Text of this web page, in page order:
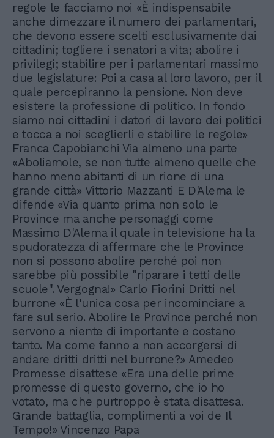
regole le facciamo noi «È indispensabile
anche dimezzare il numero dei parlamentari,
che devono essere scelti esclusivamente dai
cittadini; togliere i senatori a vita; abolire i
privilegi; stabilire per i parlamentari massimo
due legislature: Poi a casa al loro lavoro, per il
quale percepiranno la pensione. Non deve
esistere la professione di politico. In fondo
siamo noi cittadini i datori di lavoro dei politici
e tocca a noi sceglierli e stabilire le regole»
Franca Capobianchi Via almeno una parte
«Aboliamole, se non tutte almeno quelle che
hanno meno abitanti di un rione di una
grande città» Vittorio Mazzanti E D'Alema le
difende «Via quanto prima non solo le
Province ma anche personaggi come
Massimo D'Alema il quale in televisione ha la
spudoratezza di affermare che le Province
non si possono abolire perché poi non
sarebbe più possibile "riparare i tetti delle
scuole". Vergogna!» Carlo Fiorini Dritti nel
burrone «È l'unica cosa per incominciare a
fare sul serio. Abolire le Province perché non
servono a niente di importante e costano
tanto. Ma come fanno a non accorgersi di
andare dritti dritti nel burrone?» Amedeo
Promesse disattese «Era una delle prime
promesse di questo governo, che io ho
votato, ma che purtroppo è stata disattesa.
Grande battaglia, complimenti a voi de Il
Tempo!» Vincenzo Papa